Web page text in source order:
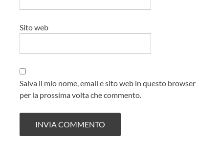
Sito web
Salva il mio nome, email e sito web in questo browser
per la prossima volta che commento.